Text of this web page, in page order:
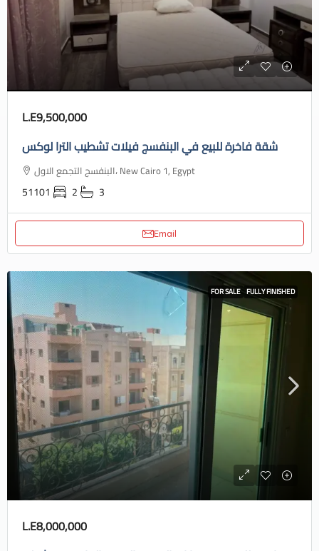
L.E9,500,000
شقة فاخرة للبيع في البنفسج فيلات تشطيب الترا لوكس
البنفسج التجمع الاول، New Cairo 1, Egypt
51101 2 3
Email
FOR SALE FULLY FINISHED
L.E8,000,000